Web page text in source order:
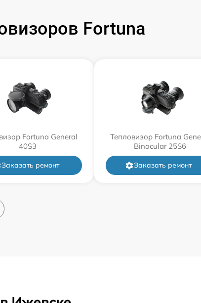
Fortuna
Fortuna General
40S3
Заказать ремонт
Тепловизор Fortuna
Binocular 25S6
Заказать ремонт